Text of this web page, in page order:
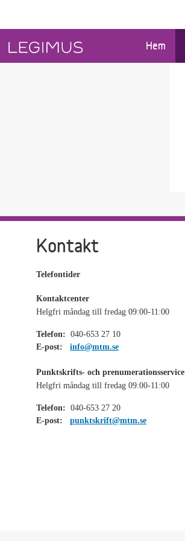
Hem
Kontakt
Telefontider
Kontaktcenter
Helgfri måndag till fredag 09:00-11:00
Telefon: 040-653 27 10
E-post:
info@mtm.se
Punktskrifts- och prenumerationsservice
Helgfri måndag till fredag 09:00-11:00
Telefon: 040-653 27 20
E-post:
punktskrift@mtm.se